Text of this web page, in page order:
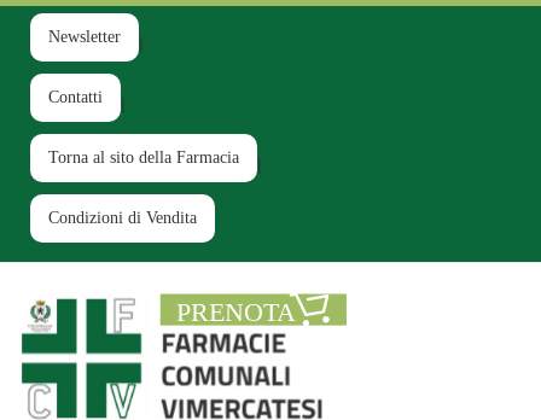
Passa
contenuto
principale
Newsletter
Contatti
Torna al sito della Farmacia
Condizioni di Vendita
Farmacia
Comunale